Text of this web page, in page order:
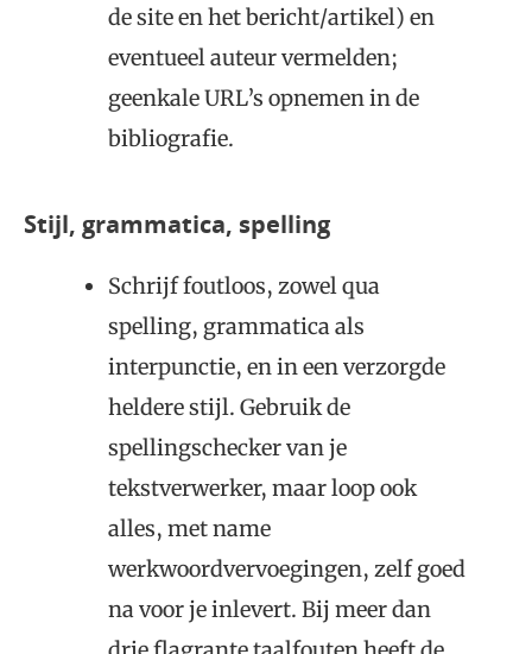
de site en het bericht/artikel) en
eventueel auteur vermelden;
geenkale URL’s opnemen in de
bibliografie.
Stijl, grammatica, spelling
Schrijf foutloos, zowel qua
spelling, grammatica als
interpunctie, en in een verzorgde
heldere stijl. Gebruik de
spellingschecker van je
tekstverwerker, maar loop ook
alles, met name
werkwoordvervoegingen, zelf goed
na voor je inlevert. Bij meer dan